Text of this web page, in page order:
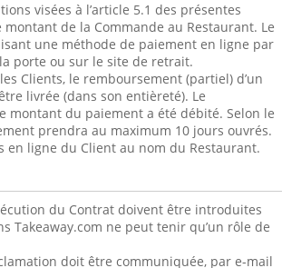
visées à l’article 5.1 des présentes
de la Commande au Restaurant. Le
une méthode de paiement en ligne par
porte ou sur le site de retrait.
Clients, le remboursement (partiel) d’un
livrée (dans son entièreté). Le
du paiement a été débité. Selon le
prendra au maximum 10 jours ouvrés.
en ligne du Client au nom du Restaurant.
du Contrat doivent être introduites
Takeaway.com ne peut tenir qu’un rôle de
doit être communiquée, par e-mail